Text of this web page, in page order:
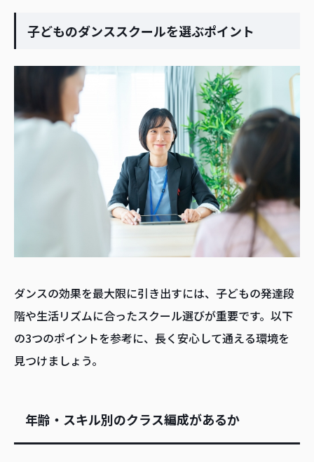
子どものダンススクールを選ぶポイント
ダンスの効果を最大限に引き出すには、子どもの発達段
階や生活リズムに合ったスクール選びが重要です。以下
の3つのポイントを参考に、長く安心して通える環境を
見つけましょう。
年齢・スキル別のクラス編成があるか